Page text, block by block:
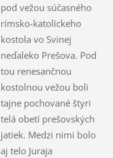
pod vežou súčasného
rímsko-katolíckeho
kostola vo Svinej
neďaleko Prešova. Pod
tou renesančnou
kostolnou vežou boli
tajne pochované štyri
telá obetí prešovských
jatiek. Medzi nimi bolo
aj telo Juraja